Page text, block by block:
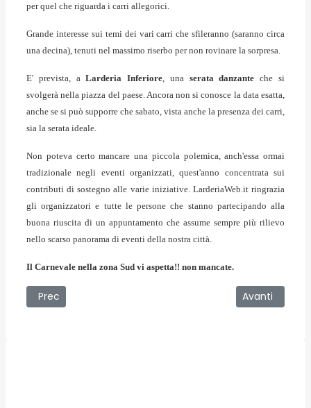
per quel che riguarda i carri allegorici.
Grande interesse sui temi dei vari carri che sfileranno (saranno circa
una decina), tenuti nel massimo riserbo per non rovinare la sorpresa.
E' prevista, aLarderia Inferiore, una serata danzante che si
svolgerà nella piazza del paese. Ancora non si conosce la data esatta,
anche se si può supporre che sabato, vista anche la presenza dei carri,
sia la serata ideale.
Non poteva certo mancare una piccola polemica,anch'essa ormai
tradizionale negli eventi organizzati, quest'anno concentratasui
contributi di sostegno alle varie iniziative. LarderiaWeb.it ringrazia
gli organizzatori e tutte le persone che stanno partecipando alla
buona riuscita di un appuntamento che assume sempre più rilievo
nello scarso panorama di eventi della nostra città.
Il Carnevale nella zona Sud vi aspetta!! non mancate.
Articolo precedente: 1 Marzo 2011 Ennesimo evento
Prec Articolo
Avanti